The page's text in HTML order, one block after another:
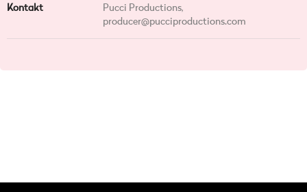
Kontakt
Pucci Productions,
producer@pucciproductions.com